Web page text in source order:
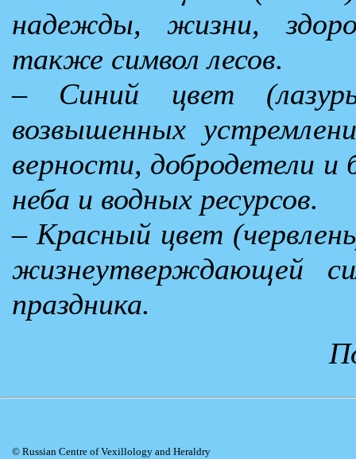
надежды, жизни,
также символ лесов.
– Синий цвет
возвышенных
верности, добродетели
неба и водных ресурсов.
– Красный цвет
жизнеутверждающей
праздника.
© Russian Centre of Vexillology and Heraldry